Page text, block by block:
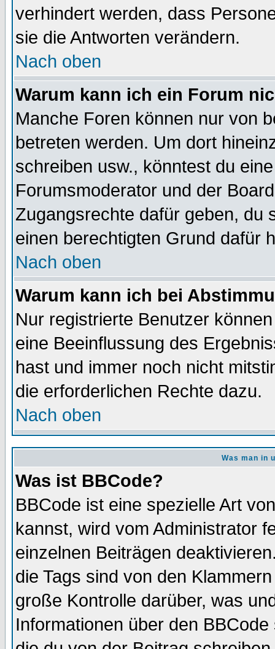
verhindert werden, dass
sie die Antworten verändern.
Nach oben
Warum kann ich ein Forum
Manche Foren können nur von
betreten werden. Um dort
schreiben usw., könntest du
Forumsmoderator und der
Zugangsrechte dafür geben, du
einen berechtigten Grund dafür
Nach oben
Warum kann ich bei
Nur registrierte Benutzer
eine Beeinflussung des
hast und immer noch nicht
die erforderlichen Rechte dazu.
Nach oben
Was man in
Was ist BBCode?
BBCode ist eine spezielle Art
kannst, wird vom Administrator
einzelnen Beiträgen
die Tags sind von den
große Kontrolle darüber, was
Informationen über den